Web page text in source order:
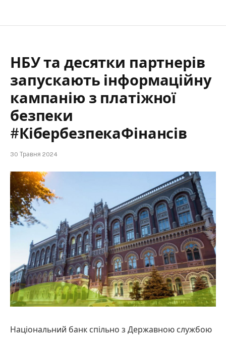
НБУ та десятки партнерів
запускають інформаційну
кампанію з платіжної
безпеки
#КібербезпекаФінансів
30 Травня 2024
Національний банк спільно з Державною службою